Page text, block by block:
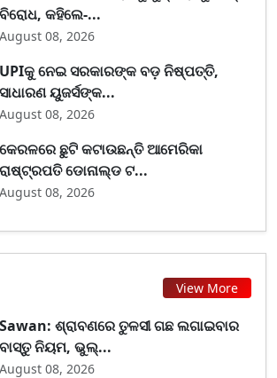
ବିରୋଧ, କହିଲେ-...
August 08, 2026
UPIକୁ ନେଇ ସରକାରଙ୍କ ବଡ଼ ନିଷ୍ପତ୍ତି,
ସାଧାରଣ ୟୁଜର୍ସଙ୍କ...
August 08, 2026
କେରଳରେ ଛୁଟି କଟାଉଛନ୍ତି ଆମେରିକା
ରାଷ୍ଟ୍ରପତି ଡୋନାଲ୍ଡ ଟ...
August 08, 2026
View More
Sawan: ଶ୍ରାବଣରେ ତୁଳସୀ ଗଛ ଲଗାଇବାର
ବାସ୍ତୁ ନିୟମ, ଭୁଲ୍...
August 08, 2026